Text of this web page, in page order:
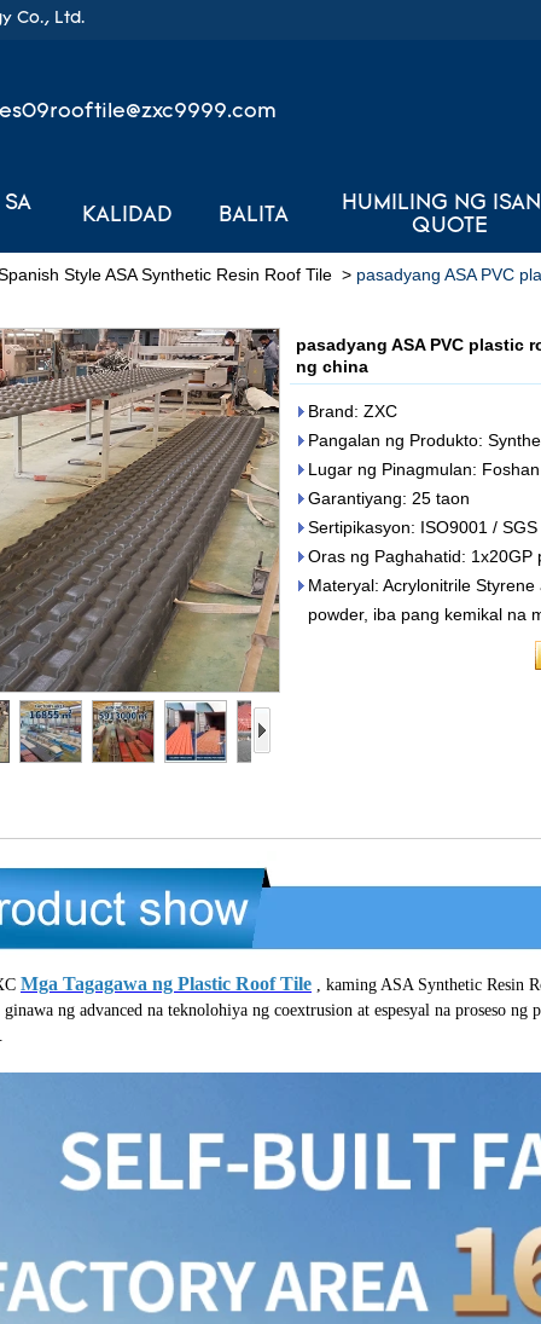
Co., Ltd.
KALIDAD BALITA
HUMILING NG
QUOTE
Style ASA Synthetic Resin Roof Tile > pasadyang ASA PVC
pasadyang ASA PVC plastic
ng china
Brand: ZXC
Pangalan ng Produkto:
Lugar ng Pinagmulan:
Garantiyang: 25 taon
Sertipikasyon: ISO9001 / SGS
Oras ng Paghahatid:
Materyal: Acrylonitrile
powder, iba pang kemikal na
Mga Tagagawa ng Plastic Roof Tile , kaming ASA Synthetic Resin
ginawa ng advanced na teknolohiya ng coextrusion at espesyal na proseso